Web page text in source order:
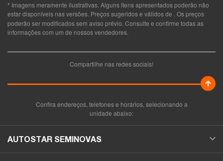
* Imagens meramente ilustrativas. Alguns itens apresentados poderão não
estar disponíveis nas versões. Preços sugeridos e válidos de . Os preços
poderão ser modificados sem aviso prévio. Consulte e confirme todas as
informações com um de nossos vendedores.
Compartilhe nas redes sociais!
Confira endereços, telefones e horários, selecionando a
unidade abaixo:
AUTOSTAR SEMINOVAS